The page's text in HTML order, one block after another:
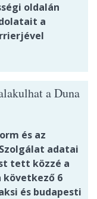
oldalán
a
a Duna
és az
adatai
tett közzé a
következő 6
és budapesti